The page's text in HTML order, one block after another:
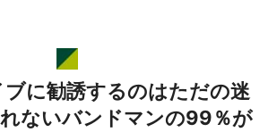
ブに勧誘するのはただの迷
ないバンドマンの99％が